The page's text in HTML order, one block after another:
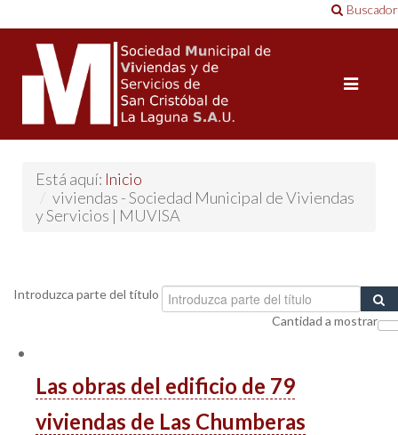
Buscador
Está aquí: Inicio
/ viviendas - Sociedad Municipal de Viviendas
y Servicios | MUVISA
Introduzca parte del título
Cantidad a mostrar
Las obras del edificio de 79
viviendas de Las Chumberas